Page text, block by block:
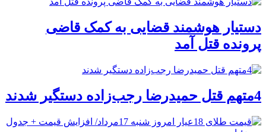
دستیار هوشمند قضایی به کمک قاضی
پرونده قتل آمد
4متهم قتل حمیدرضا رجب‌زاده دستگیر شدند